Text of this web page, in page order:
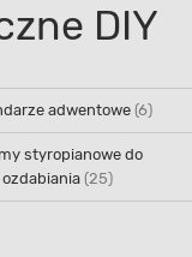
DIY
adwentowe (6)
styropianowe do
ozdabiania (25)